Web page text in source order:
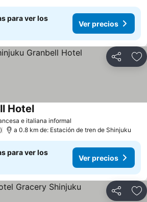
para ver los
Ver precios
Compartir
e italiana informal
Hotel
a 0.8 km de: Estación de tren de Shinjuku
para ver los
Ver precios
Compartir